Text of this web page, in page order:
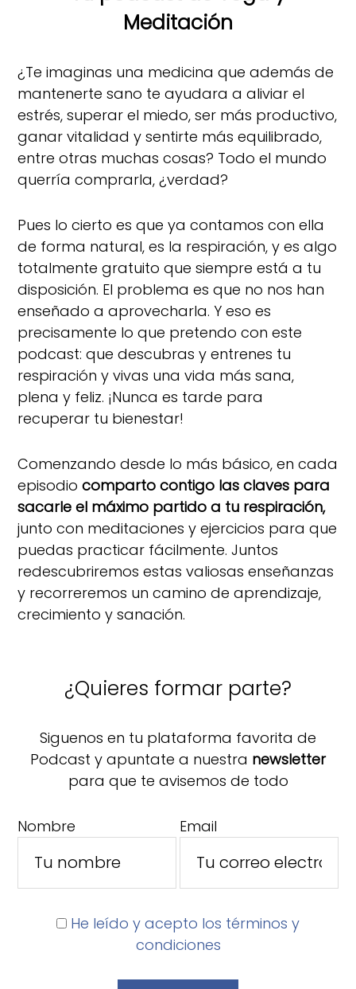
Meditación
¿Te imaginas una medicina que además de
mantenerte sano te ayudara a aliviar el
estrés, superar el miedo, ser más productivo,
ganar vitalidad y sentirte más equilibrado,
entre otras muchas cosas? Todo el mundo
querría comprarla, ¿verdad?
Pues lo cierto es que ya contamos con ella
de forma natural, es la respiración, y es algo
totalmente gratuito que siempre está a tu
disposición. El problema es que no nos han
enseñado a aprovecharla. Y eso es
precisamente lo que pretendo con este
podcast: que descubras y entrenes tu
respiración y vivas una vida más sana,
plena y feliz. ¡Nunca es tarde para
recuperar tu bienestar!
Comenzando desde lo más básico, en cada
episodiocomparto contigo las claves para
sacarle el máximo partido a tu respiración,
junto con meditaciones y ejercicios para que
puedas practicar fácilmente. Juntos
redescubriremos estas valiosas enseñanzas
y recorreremos un camino de aprendizaje,
crecimiento y sanación.
¿Quieres formar parte?
Siguenos en tu plataforma favorita de
Podcast y apuntate a nuestra newsletter
para que te avisemos de todo
Nombre Email
He leído y acepto los términos y
condiciones